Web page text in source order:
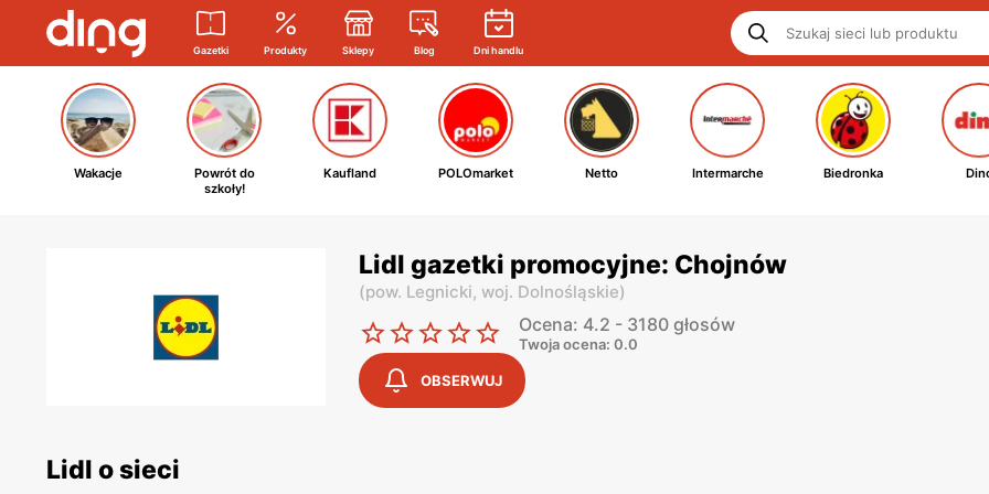
Gazetki Produkty Sklepy Blog Dni handlu
Wakacje
Powrót do
szkoły!
Kaufland POLOmarket Netto Intermarche Biedronka
Lidl gazetki promocyjne: Chojnów
(pow. Legnicki, woj. Dolnośląskie)
Ocena: 4.2 - 3180 głosów
Twoja ocena: 0.0
OBSERWUJ
Lidl o sieci